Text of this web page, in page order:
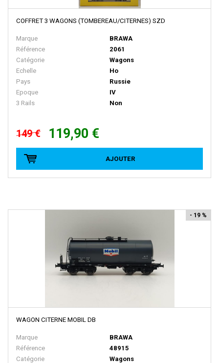
IHC
IMC MODELS
INTERFER
INTERMOUNTAIN
ITALERI
JAERGERNDORFER
JALOPHI
JOUEF
KUEHN-MODELL
L'Obsidienne
L.S.L
L AIGUILLEUR
COFFRET 3 WAGONS (TOMBEREAU/CITERNES) SZD
Marque
BRAWA
Référence
2061
Catégorie
Wagons
Echelle
Ho
Pays
Russie
Epoque
IV
3 Rails
Non
149 € 119,90 €
AJOUTER
WAGON CITERNE MOBIL DB
Marque
BRAWA
Référence
48915
Catégorie
Wagons
- 19 %